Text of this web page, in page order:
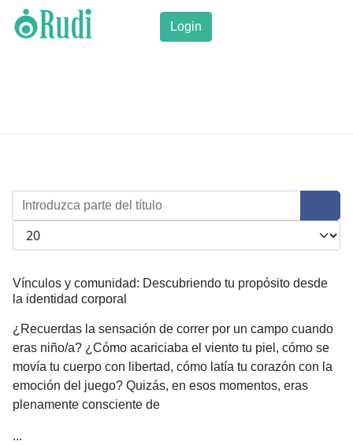
Login
Introduzca parte del título
Cantidad a mostrar
Vínculos y comunidad: Descubriendo tu propósito desde
la identidad corporal
¿Recuerdas la sensación de correr por un campo cuando
eras niño/a? ¿Cómo acariciaba el viento tu piel, cómo se
movía tu cuerpo con libertad, cómo latía tu corazón con la
emoción del juego? Quizás, en esos momentos, eras
plenamente consciente de
...